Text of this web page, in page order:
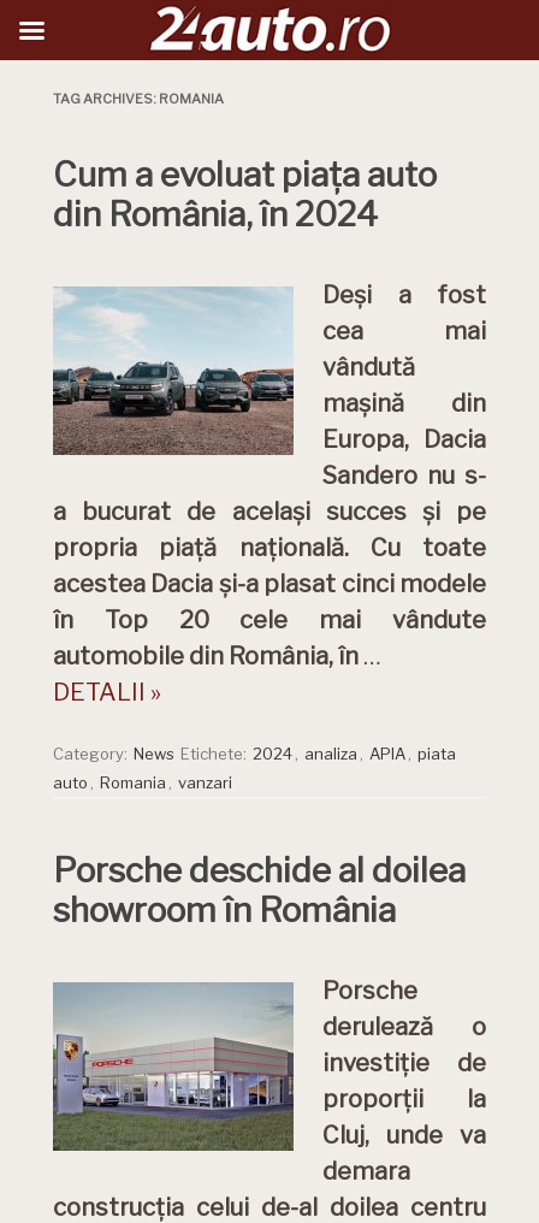
TAG ARCHIVES: ROMANIA
Cum a evoluat piața auto
din România, în 2024
Deși a fost
cea mai
vândută
mașină din
Europa, Dacia
Sandero nu s-
a bucurat de același succes și pe
propria piață națională. Cu toate
acestea Dacia și-a plasat cinci modele
în Top 20 cele mai vândute
automobile din România, în …
DETALII »
Category: News Etichete: 2024 analiza APIA
piata
auto
Romania vanzari
Porsche deschide al doilea
showroom în România
Porsche
derulează o
investiție de
proporții la
Cluj, unde va
demara
construcția celui de-al doilea centru